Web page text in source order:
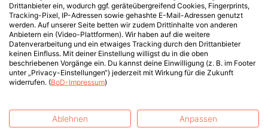
Drittanbieter ein, wodurch ggf. geräteübergreifend Cookies, Fingerprints,
Tracking-Pixel, IP-Adressen sowie gehashte E-Mail-Adressen genutzt
werden. Auf unserer Seite betten wir zudem Drittinhalte von anderen
Anbietern ein (Video-Plattformen). Wir haben auf die weitere
Datenverarbeitung und ein etwaiges Tracking durch den Drittanbieter
keinen Einfluss. Mit deiner Einstellung willigst du in die oben
beschriebenen Vorgänge ein. Du kannst deine Einwilligung (z. B. im Footer
unter „Privacy-Einstellungen“) jederzeit mit Wirkung für die Zukunft
widerrufen. (BoD-Impressum)
Ablehnen Anpassen